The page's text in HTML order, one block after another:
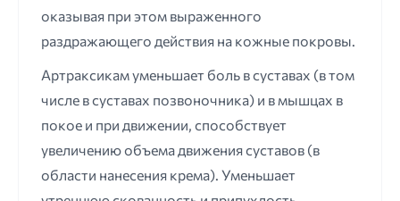
оказывая при этом выраженного
раздражающего действия на кожные покровы.
Артраксикам уменьшает боль в суставах (в том
числе в суставах позвоночника) и в мышцах в
покое и при движении, способствует
увеличению объема движения суставов (в
области нанесения крема). Уменьшает